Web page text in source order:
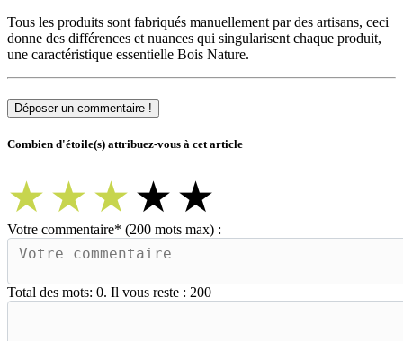
Tous les produits sont fabriqués manuellement par des artisans, ceci
donne des différences et nuances qui singularisent chaque produit,
une caractéristique essentielle Bois Nature.
Déposer un commentaire !
Combien d'étoile(s) attribuez-vous à cet article
★★★★★
Votre commentaire* (200 mots max) :
Total des mots: 0. Il vous reste : 200